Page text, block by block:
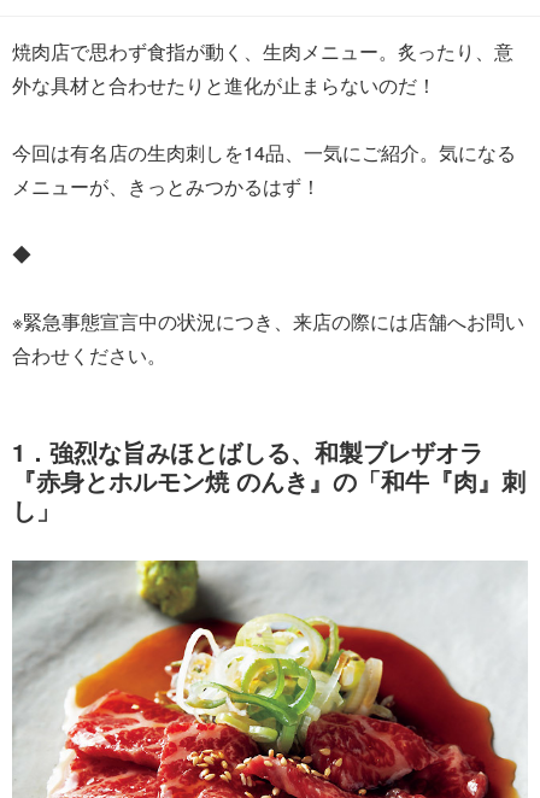
焼肉店で思わず食指が動く、生肉メニュー。炙ったり、意
外な具材と合わせたりと進化が止まらないのだ！
今回は有名店の生肉刺しを14品、一気にご紹介。気になる
メニューが、きっとみつかるはず！
◆
※緊急事態宣言中の状況につき、来店の際には店舗へお問い
合わせください。
1．強烈な旨みほとばしる、和製ブレザオラ
『赤身とホルモン焼 のんき』の「和牛『肉』刺
し」